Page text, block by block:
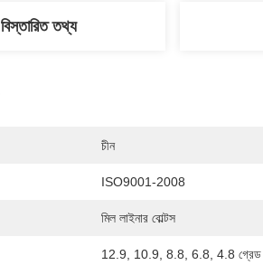
বিস্তারিত তথ্য
চীন
ISO9001-2008
মিল লাইনার বোল্টস
12.9, 10.9, 8.8, 6.8, 4.8 গ্রেড